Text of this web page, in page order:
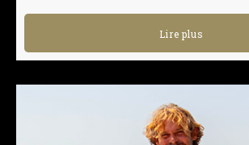
Lire plus